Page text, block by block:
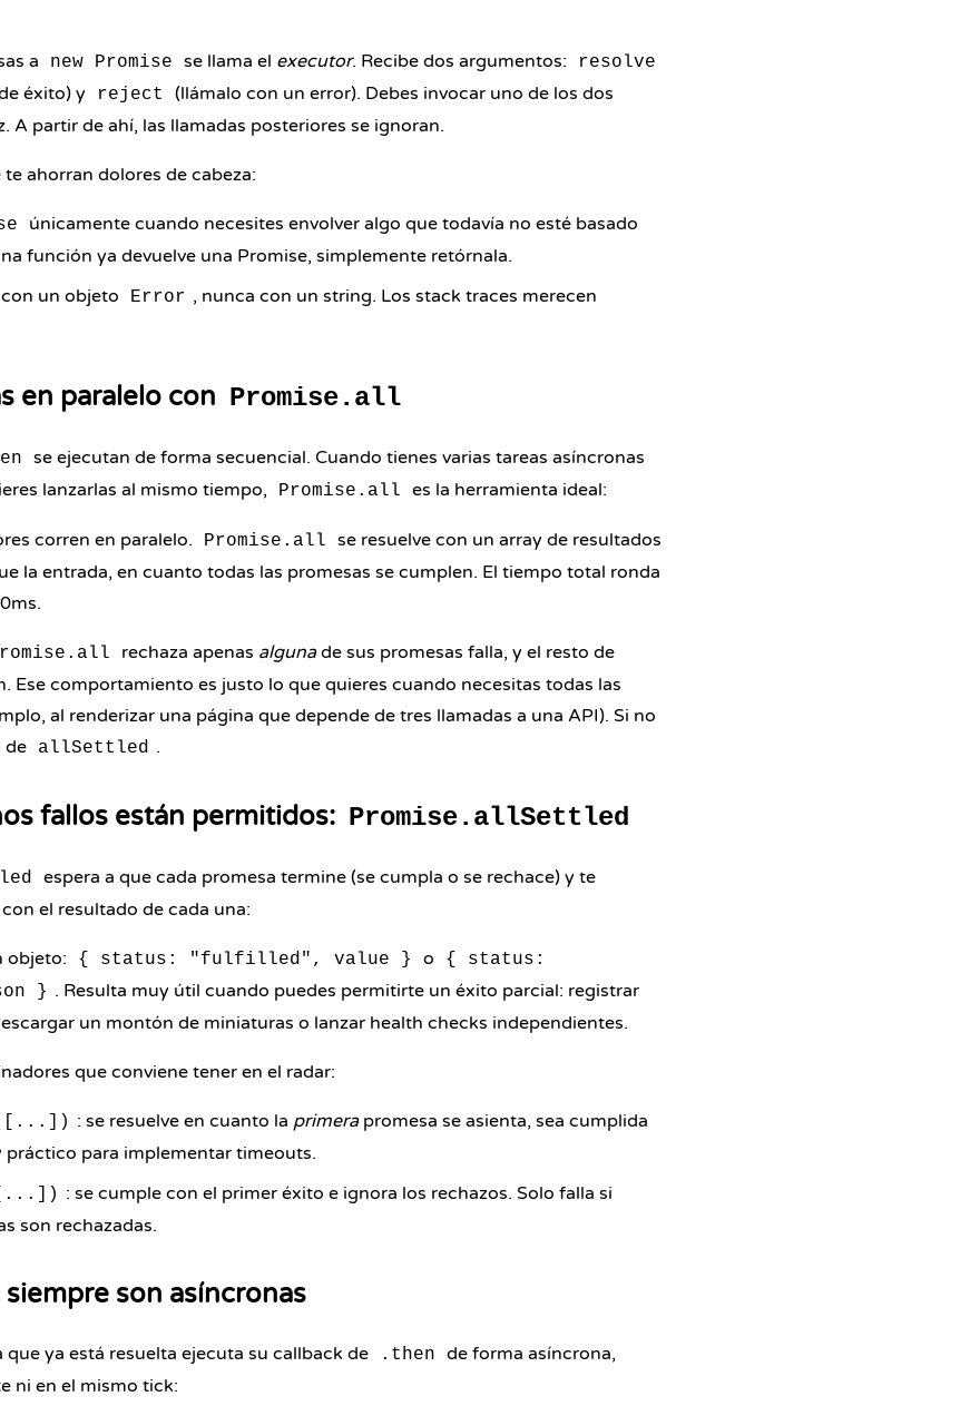
a new Promise se llama el executor. Recibe dos argumentos: resolve
éxito) y reject
(llámalo con un error). Debes invocar uno de los dos
A partir de ahí, las llamadas posteriores se ignoran.
ahorran dolores de cabeza:
únicamente cuando necesites envolver algo que todavía no esté basado
función ya devuelve una Promise, simplemente retórnala.
un objeto
Error , nunca con un string. Los stack traces merecen
en paralelo con Promise.all
se ejecutan de forma secuencial. Cuando tienes varias tareas asíncronas
lanzarlas al mismo tiempo,
Promise.all es la herramienta ideal:
corren en paralelo. Promise.all
se resuelve con un array de resultados
la entrada, en cuanto todas las promesas se cumplen. El tiempo total ronda
rechaza apenas algunade sus promesas falla, y el resto de
Ese comportamiento es justo lo que quieres cuando necesitas todas las
al renderizar una página que depende de tres llamadas a una API). Si no
de
allSettled .
fallos están permitidos: Promise.allSettled
espera a que cada promesa termine (se cumpla o se rechace) y te
el resultado de cada una:
objeto: { status: "fulfilled", value } o
{ status:
} . Resulta muy útil cuando puedes permitirte un éxito parcial: registrar
un montón de miniaturas o lanzar health checks independientes.
que conviene tener en el radar:
: se resuelve en cuanto la primerapromesa se asienta, sea cumplida
práctico para implementar timeouts.
: se cumple con el primer éxito e ignora los rechazos. Solo falla si
son rechazadas.
siempre son asíncronas
ya está resuelta ejecuta su callback de .then
de forma asíncrona,
ni en el mismo tick: